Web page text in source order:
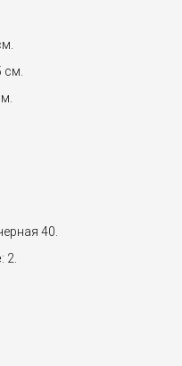
см.
40.
: 2.